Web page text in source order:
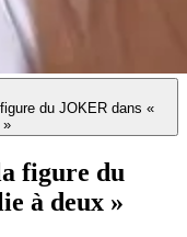
du JOKER dans «
»
figure du
à deux »